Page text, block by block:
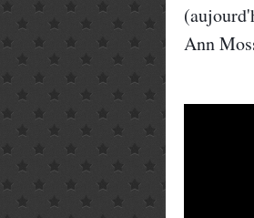
Ann